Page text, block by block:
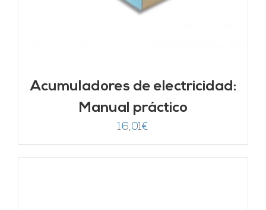
Acumuladores de electricidad:
Manual práctico
16,01€